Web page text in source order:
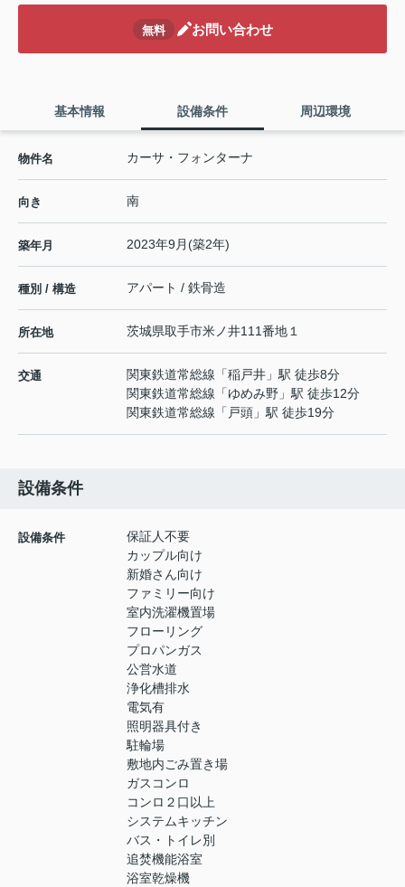
無料 お問い合わせ
基本情報 設備条件 周辺環境
物件名 カーサ・フォンターナ
向き 南
築年月 2023年9月(築2年)
種別 / 構造 アパート / 鉄骨造
所在地 茨城県取手市米ノ井111番地１
交通 関東鉄道常総線 「稲戸井 」駅 徒歩8分
関東鉄道常総線 「ゆめみ野 」駅 徒歩12分
関東鉄道常総線 「 戸頭 」駅 徒歩19分
設備条件
設備条件
保証人不要
カップル向け
新婚さん向け
ファミリー向け
室内洗濯機置場
フローリング
プロパンガス
公営水道
浄化槽排水
電気有
照明器具付き
駐輪場
敷地内ごみ置き場
ガスコンロ
コンロ２口以上
システムキッチン
バス・トイレ別
追焚機能浴室
浴室乾燥機